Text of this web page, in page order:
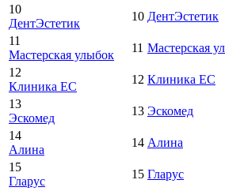
10
ДентЭстетик
10 ДентЭстетик
11
Мастерская улыбок
11 Мастерская
12
Клиника ЕС
12 Клиника ЕС
13
Эскомед
13 Эскомед
14
Алина
14 Алина
15
Гларус
15 Гларус